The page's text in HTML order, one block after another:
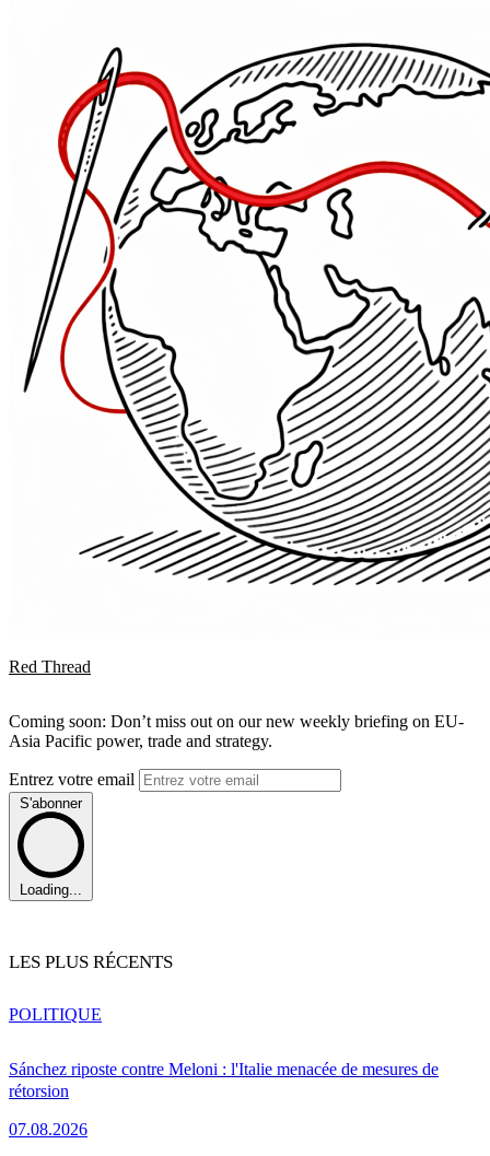
Red Thread
Coming soon: Don’t miss out on our new weekly briefing on EU-
Asia Pacific power, trade and strategy.
Entrez votre email
S'abonner
Loading...
LES PLUS RÉCENTS
Sánchez riposte contre Meloni : l'Italie menacée de mesures de
rétorsion
07.08.2026
POLITIQUE